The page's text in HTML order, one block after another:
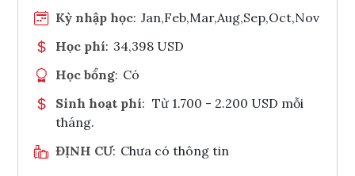
Kỳ nhập học: Jan,Feb,Mar,Aug,Sep,Oct,Nov
Học phí: 34,398 USD
Học bổng: Có
Sinh hoạt phí: Từ 1.700 - 2.200 USD mỗi
tháng.
ĐỊNH CƯ: Chưa có thông tin